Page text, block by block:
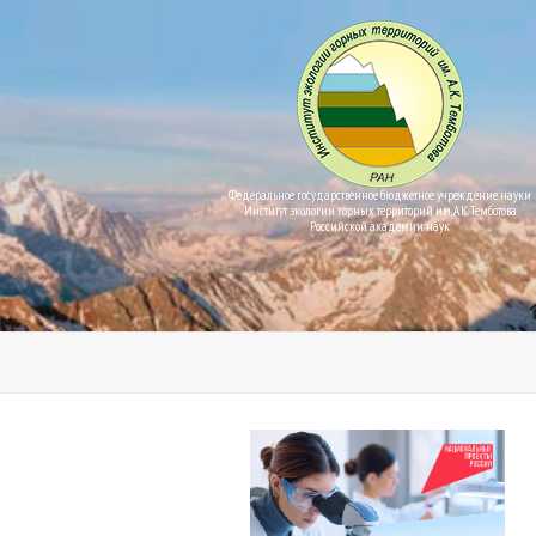
Федеральное государственное бюджетное учреждение науки
Институт экологии горных территорий им. А.К. Темботова
Российской академии наук